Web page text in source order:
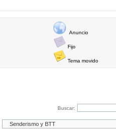
Anuncio
Fijo
Tema movido
Buscar: